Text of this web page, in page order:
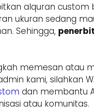
alquran custom
ukuran sedang
Sehingga,
memesan atau
kami, silahkan
dan membantu
atau komunitas.